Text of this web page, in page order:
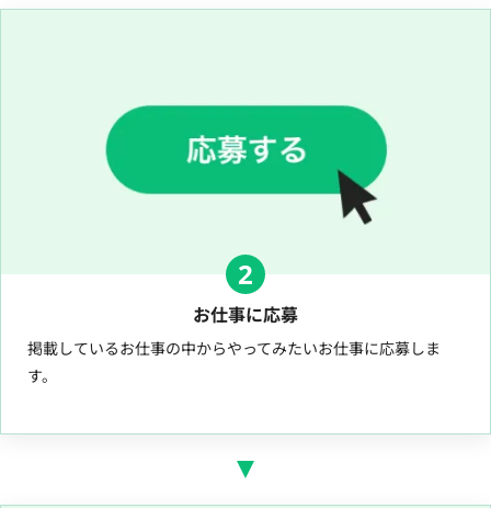
2
お仕事に応募
掲載しているお仕事の中からやってみたいお仕事に応募しま
す。